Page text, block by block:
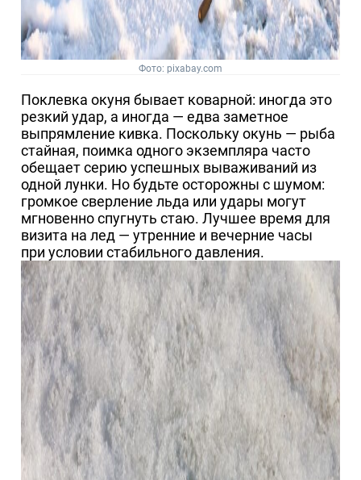
Фото: pixabay.com
Поклевка окуня бывает коварной: иногда это
резкий удар, а иногда — едва заметное
выпрямление кивка. Поскольку окунь — рыба
стайная, поимка одного экземпляра часто
обещает серию успешных вываживаний из
одной лунки. Но будьте осторожны с шумом:
громкое сверление льда или удары могут
мгновенно спугнуть стаю. Лучшее время для
визита на лед — утренние и вечерние часы
при условии стабильного давления.